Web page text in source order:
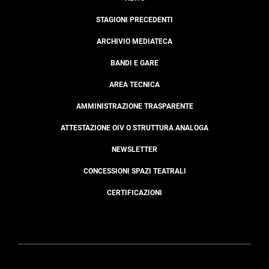
STAGIONI PRECEDENTI
ARCHIVIO MEDIATECA
BANDI E GARE
AREA TECNICA
AMMINISTRAZIONE TRASPARENTE
ATTESTAZIONE OIV O STRUTTURA ANALOGA
NEWSLETTER
CONCESSIONI SPAZI TEATRALI
CERTIFICAZIONI